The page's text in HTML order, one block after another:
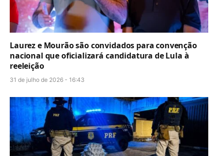
Laurez e Mourão são convidados para convenção
nacional que oficializará candidatura de Lula à
reeleição
31 de julho de 2026 - 16:43